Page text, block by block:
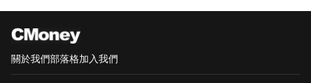
關於我們部落格加入我們